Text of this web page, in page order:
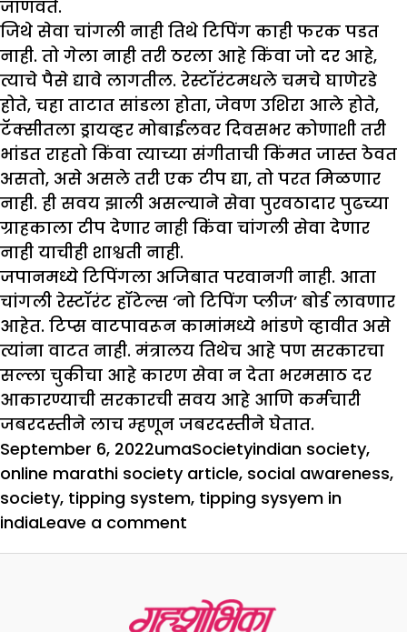
जाणवते.
जिथे सेवा चांगली नाही तिथे टिपिंग काही फरक पडत
नाही. तो गेला नाही तरी ठरला आहे किंवा जो दर आहे,
त्याचे पैसे द्यावे लागतील. रेस्टॉरंटमधले चमचे घाणेरडे
होते, चहा ताटात सांडला होता, जेवण उशिरा आले होते,
टॅक्सीतला ड्रायव्हर मोबाईलवर दिवसभर कोणाशी तरी
भांडत राहतो किंवा त्याच्या संगीताची किंमत जास्त ठेवत
असतो, असे असले तरी एक टीप द्या, तो परत मिळणार
नाही. ही सवय झाली असल्याने सेवा पुरवठादार पुढच्या
ग्राहकाला टीप देणार नाही किंवा चांगली सेवा देणार
नाही याचीही शाश्वती नाही.
जपानमध्ये टिपिंगला अजिबात परवानगी नाही. आता
चांगली रेस्टॉरंट हॉटेल्स ‘नो टिपिंग प्लीज’ बोर्ड लावणार
आहेत. टिप्स वाटपावरून कामांमध्ये भांडणे व्हावीत असे
त्यांना वाटत नाही. मंत्रालय तिथेच आहे पण सरकारचा
सल्ला चुकीचा आहे कारण सेवा न देता भरमसाठ दर
आकारण्याची सरकारची सवय आहे आणि कर्मचारी
जबरदस्तीने लाच म्हणून जबरदस्तीने घेतात.
Posted
on
September 6, 2022Author
umaCategories
SocietyTags
indian society,
online marathi society article, social awareness,
society, tipping system, tipping sysyem in
indiaLeave a comment
प्रणाली